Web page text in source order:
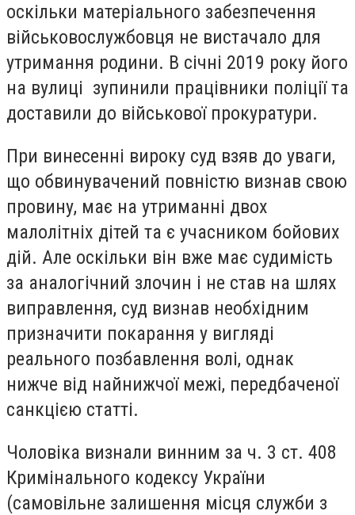
оскільки матеріального забезпечення
військовослужбовця не вистачало для
утримання родини. В січні 2019 року його
на вулиці зупинили працівники поліції та
доставили до військової прокуратури.
При винесенні вироку суд взяв до уваги,
що обвинувачений повністю визнав свою
провину, має на утриманні двох
малолітніх дітей та є учасником бойових
дій. Але оскільки він вже має судимість
за аналогічний злочин і не став на шлях
виправлення, суд визнав необхідним
призначити покарання у вигляді
реального позбавлення волі, однак
нижче від найнижчої межі, передбаченої
санкцією статті.
Чоловіка визнали винним за ч. 3 ст. 408
Кримінального кодексу України
(самовільне залишення місця служби з